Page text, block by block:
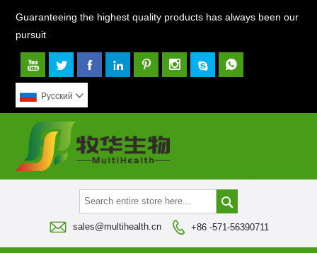
Guaranteeing the highest quality products has always been our
pursuit
       
Pусский 

 sales@multihealth.cn  +86 -571-56390711